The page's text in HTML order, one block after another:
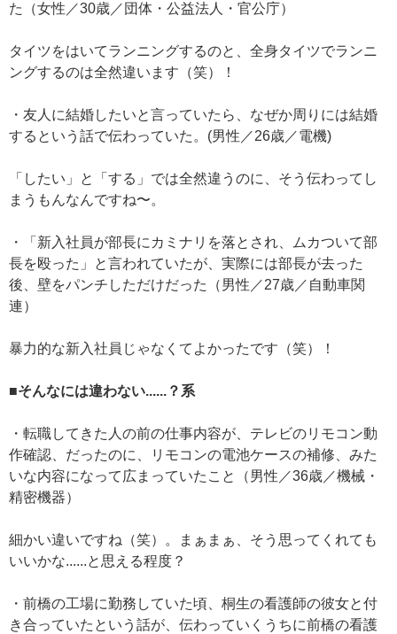
た（女性／30歳／団体・公益法人・官公庁）
タイツをはいてランニングするのと、全身タイツでランニ
ングするのは全然違います（笑）！
・友人に結婚したいと言っていたら、なぜか周りには結婚
するという話で伝わっていた。(男性／26歳／電機)
「したい」と「する」では全然違うのに、そう伝わってし
まうもんなんですね〜。
・「新入社員が部長にカミナリを落とされ、ムカついて部
長を殴った」と言われていたが、実際には部長が去った
後、壁をパンチしただけだった（男性／27歳／自動車関
連）
暴力的な新入社員じゃなくてよかったです（笑）！
■そんなには違わない......？系
・転職してきた人の前の仕事内容が、テレビのリモコン動
作確認、だったのに、リモコンの電池ケースの補修、みた
いな内容になって広まっていたこと（男性／36歳／機械・
精密機器）
細かい違いですね（笑）。まぁまぁ、そう思ってくれても
いいかな......と思える程度？
・前橋の工場に勤務していた頃、桐生の看護師の彼女と付
き合っていたという話が、伝わっていくうちに前橋の看護